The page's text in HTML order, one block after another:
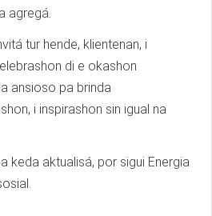
agregá.
tur hende, klientenan, i
di e okashon
ansioso pa brinda
i inspirashon sin igual na
keda aktualisá, por sigui Energia